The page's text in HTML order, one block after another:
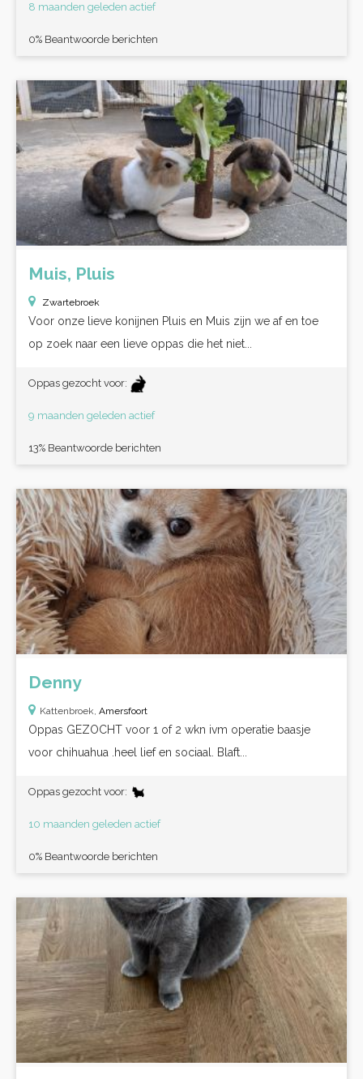
8 maanden geleden actief
0% Beantwoorde berichten
Muis, Pluis
Zwartebroek
Voor onze lieve konijnen Pluis en Muis zijn we af en toe
op zoek naar een lieve oppas die het niet...
Oppas gezocht voor:
9 maanden geleden actief
13% Beantwoorde berichten
Denny
Kattenbroek, Amersfoort
Oppas GEZOCHT voor 1 of 2 wkn ivm operatie baasje
voor chihuahua .heel lief en sociaal. Blaft...
Oppas gezocht voor:
10 maanden geleden actief
0% Beantwoorde berichten